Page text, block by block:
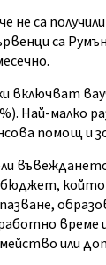
не са
са
Най-малко
помощ и
бюджет,
работно
или